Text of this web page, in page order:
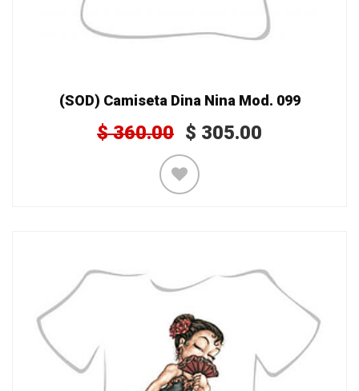
(SOD) Camiseta Dina Nina Mod. 099
$360.00 $ 305.00